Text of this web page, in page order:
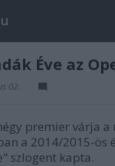
Éve az
02.
premier várja a
a 2014/2015-ös
szlogent kapta.